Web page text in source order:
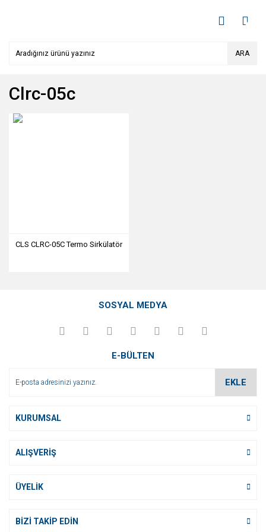
ARA
Clrc-05c
CLS CLRC-05C Termo Sirkülatör
SOSYAL MEDYA
E-BÜLTEN
EKLE
KURUMSAL
ALIŞVERİŞ
ÜYELİK
BİZİ TAKİP EDİN